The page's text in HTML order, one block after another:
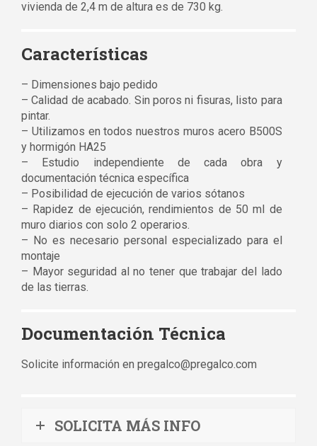
vivienda de 2,4 m de altura es de 730 kg.
Características
– Dimensiones bajo pedido
– Calidad de acabado. Sin poros ni fisuras, listo para
pintar.
– Utilizamos en todos nuestros muros acero B500S
y hormigón HA25
– Estudio independiente de cada obra y
documentación técnica específica
– Posibilidad de ejecución de varios sótanos
– Rapidez de ejecución, rendimientos de 50 ml de
muro diarios con solo 2 operarios.
– No es necesario personal especializado para el
montaje
– Mayor seguridad al no tener que trabajar del lado
de las tierras.
Documentación Técnica
Solicite información en pregalco@pregalco.com
SOLICITA MÁS INFO